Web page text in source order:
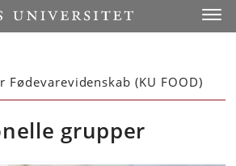
Fødevarevidenskab (KU FOOD)
grupper